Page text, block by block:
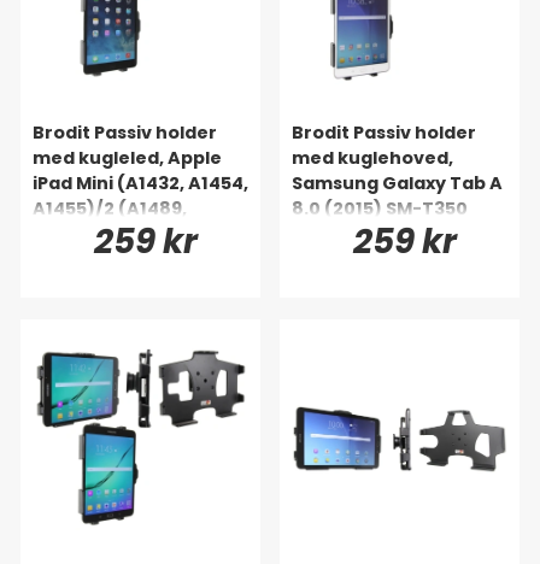
Brodit Passiv holder
med kugleled, Apple
iPad Mini (A1432, A1454,
A1455)/2 (A1489,
A1490, A1491)/3 (A1599,
A1600)/Retina
259 kr
Brodit Passiv holder
med kuglehoved,
Samsung Galaxy Tab A
8.0 (2015) SM-T350
259 kr